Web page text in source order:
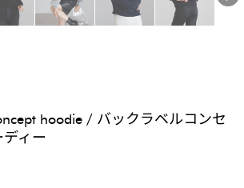
hoodie / バックラベルコンセ
ィー